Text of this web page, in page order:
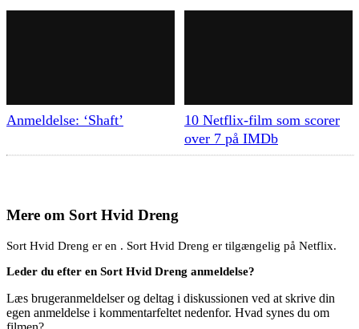
Anmeldelse: ‘Shaft’
10 Netflix-film som scorer
over 7 på IMDb
Mere om Sort Hvid Dreng
Sort Hvid Dreng er en . Sort Hvid Dreng er tilgængelig på Netflix.
Leder du efter en Sort Hvid Dreng anmeldelse?
Læs brugeranmeldelser og deltag i diskussionen ved at skrive din
egen anmeldelse i kommentarfeltet nedenfor. Hvad synes du om